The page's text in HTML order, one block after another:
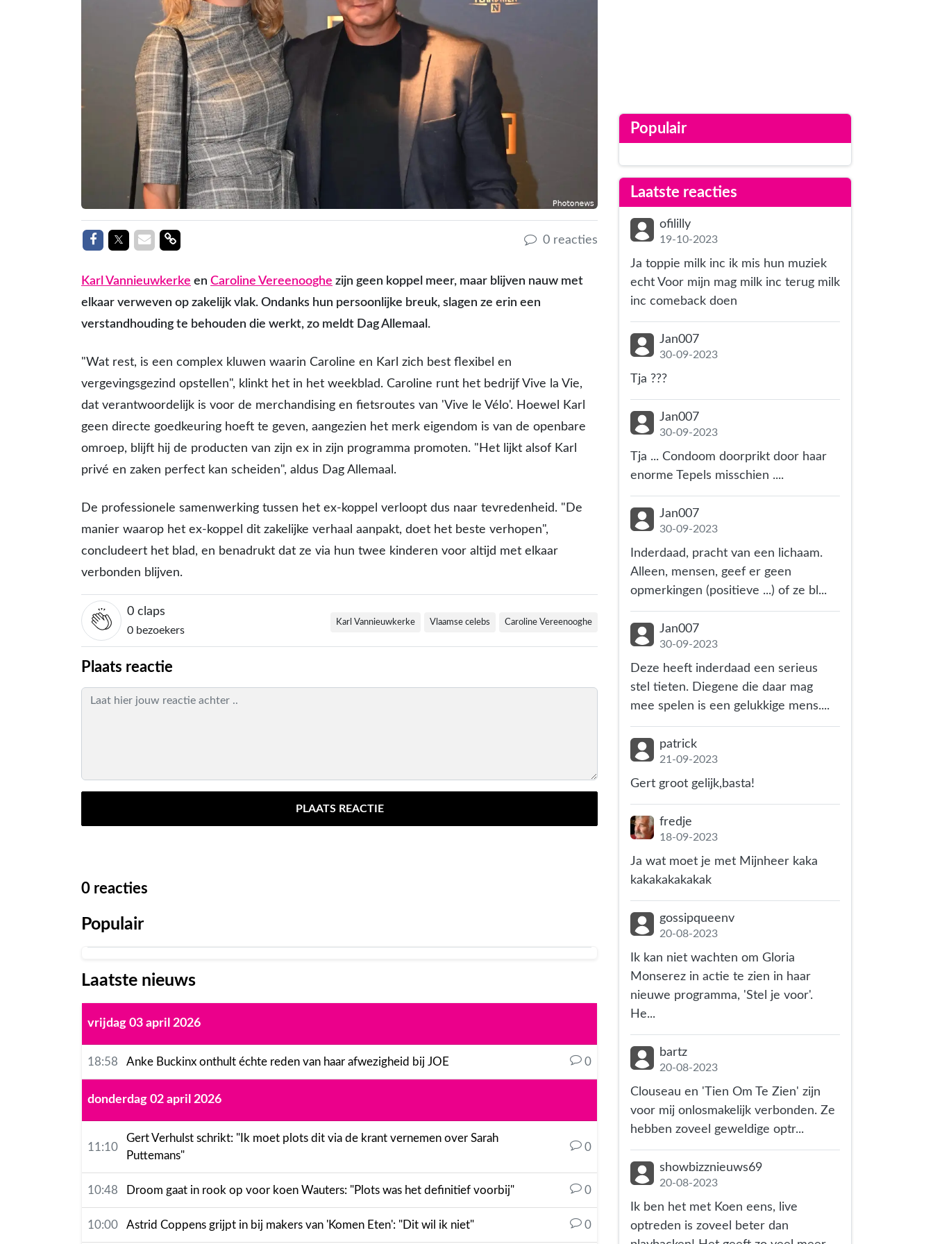
Delen op Facebook
Delen op Twitter
Delen via Mail
Delen link 0 reacties
Karl Vannieuwkerke en Caroline Vereenooghe zijn geen koppel meer, maar blijven nauw met
elkaar verweven op zakelijk vlak. Ondanks hun persoonlijke breuk, slagen ze erin een
verstandhouding te behouden die werkt, zo meldt Dag Allemaal.
"Wat rest, is een complex kluwen waarin Caroline en Karl zich best flexibel en
vergevingsgezind opstellen", klinkt het in het weekblad. Caroline runt het bedrijf Vive la Vie,
dat verantwoordelijk is voor de merchandising en fietsroutes van 'Vive le Vélo'. Hoewel Karl
geen directe goedkeuring hoeft te geven, aangezien het merk eigendom is van de openbare
omroep, blijft hij de producten van zijn ex in zijn programma promoten. "Het lijkt alsof Karl
privé en zaken perfect kan scheiden", aldus Dag Allemaal.
De professionele samenwerking tussen het ex-koppel verloopt dus naar tevredenheid. "De
manier waarop het ex-koppel dit zakelijke verhaal aanpakt, doet het beste verhopen",
concludeert het blad, en benadrukt dat ze via hun twee kinderen voor altijd met elkaar
verbonden blijven.
0 claps
0 bezoekers
Karl Vannieuwkerke Vlaamse celebs Caroline Vereenooghe
Plaats reactie
PLAATS REACTIE
0 reacties
Populair
Laatste nieuws
vrijdag 03 april 2026
18:58 Anke Buckinx onthult échte reden van haar afwezigheid bij JOE 0
donderdag 02 april 2026
11:10
Gert Verhulst schrikt: "Ik moet plots dit via de krant vernemen over Sarah
Puttemans"
0
10:48 Droom gaat in rook op voor koen Wauters: "Plots was het definitief voorbij" 0
10:00 Astrid Coppens grijpt in bij makers van 'Komen Eten': "Dit wil ik niet" 0
Populair
Laatste reacties
ofililly
19-10-2023
Ja toppie milk inc ik mis hun muziek
echt Voor mijn mag milk inc terug milk
inc comeback doen
Jan007
30-09-2023
Tja ???
Jan007
30-09-2023
Tja ... Condoom doorprikt door haar
enorme Tepels misschien ....
Jan007
30-09-2023
Inderdaad, pracht van een lichaam.
Alleen, mensen, geef er geen
opmerkingen (positieve ...) of ze bl...
Jan007
30-09-2023
Deze heeft inderdaad een serieus
stel tieten. Diegene die daar mag
mee spelen is een gelukkige mens....
patrick
21-09-2023
Gert groot gelijk,basta!
fredje
18-09-2023
Ja wat moet je met Mijnheer kaka
kakakakakakak
gossipqueenv
20-08-2023
Ik kan niet wachten om Gloria
Monserez in actie te zien in haar
nieuwe programma, 'Stel je voor'.
He...
bartz
20-08-2023
Clouseau en 'Tien Om Te Zien' zijn
voor mij onlosmakelijk verbonden. Ze
hebben zoveel geweldige optr...
showbizznieuws69
20-08-2023
Ik ben het met Koen eens, live
optreden is zoveel beter dan